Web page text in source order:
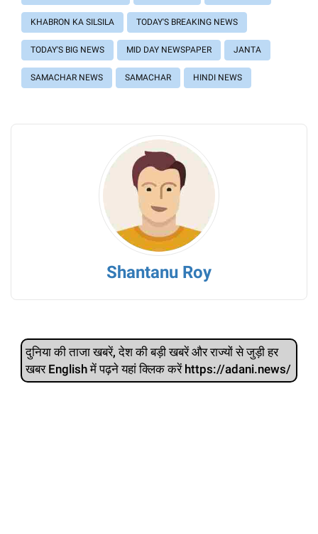
KHABRON KA SILSILA TODAY'S BREAKING NEWS
TODAY'S BIG NEWS MID DAY NEWSPAPER JANTA
SAMACHAR NEWS SAMACHAR HINDI NEWS
Shantanu Roy
दुनिया की ताजा खबरें, देश की बड़ी खबरें और राज्‍यों से जुड़ी हर
खबर English में पढ़ने यहां क्लिक करें https://adani.news/